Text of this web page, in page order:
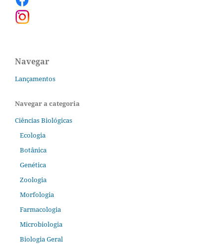
Navegar
Lançamentos
Navegar a categoria
Ciências Biológicas
Ecologia
Botânica
Genética
Zoologia
Morfologia
Farmacologia
Microbiologia
Biologia Geral